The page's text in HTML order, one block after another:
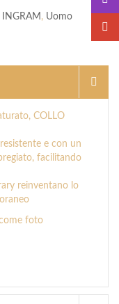
INGRAM , Uomo
COLLO
e con un
facilitando
reinventano lo
foto